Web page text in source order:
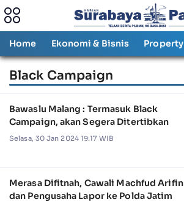
Home Ekonomi & Bisnis Property
Black Campaign
Bawaslu Malang : Termasuk Black
Campaign, akan Segera Ditertibkan
Selasa, 30 Jan 2024 19:17 WIB
Merasa Difitnah, Cawali Machfud Arifin
dan Pengusaha Lapor ke Polda Jatim